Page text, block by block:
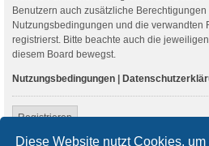
Diese Website nutzt Cookies, um
Benutzern auch zusätzliche
Nutzungsbedingungen und die verwandten
registrierst. Bitte beachte auch die
diesem Board bewegst.
Nutzungsbedingungen |
Registrieren